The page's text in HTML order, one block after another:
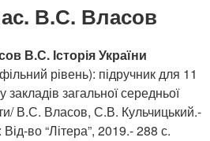
В.С. Власов
В.С. Історія України
рівень): підручник для 11
закладів загальної середньої
В.С. Власов, С.В. Кульчицький.-
Від-во “Літера”, 2019.- 288 с.